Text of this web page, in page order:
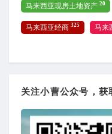
马来西亚现房土地资产 20
马来西亚经商 325 马来
关注小曹公众号，获